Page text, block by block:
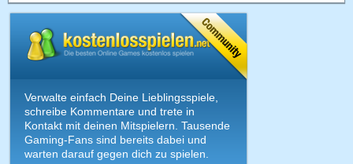
Verwalte einfach Deine Lieblingsspiele,
schreibe Kommentare und trete in
Kontakt mit deinen Mitspielern. Tausende
Gaming-Fans sind bereits dabei und
warten darauf gegen dich zu spielen.